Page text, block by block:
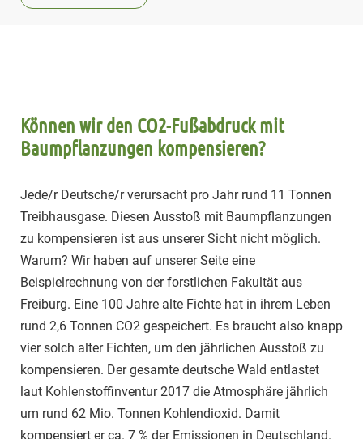
Können wir den CO2-Fußabdruck mit
Baumpflanzungen kompensieren?
Jede/r Deutsche/r verursacht pro Jahr rund 11 Tonnen
Treibhausgase. Diesen Ausstoß mit Baumpflanzungen
zu kompensieren ist aus unserer Sicht nicht möglich.
Warum? Wir haben auf unserer Seite eine
Beispielrechnung von der forstlichen Fakultät aus
Freiburg. Eine 100 Jahre alte Fichte hat in ihrem Leben
rund 2,6 Tonnen CO2 gespeichert. Es braucht also knapp
vier solch alter Fichten, um den jährlichen Ausstoß zu
kompensieren. Der gesamte deutsche Wald entlastet
laut Kohlenstoffinventur 2017 die Atmosphäre jährlich
um rund 62 Mio. Tonnen Kohlendioxid. Damit
kompensiert er ca. 7 % der Emissionen in Deutschland.